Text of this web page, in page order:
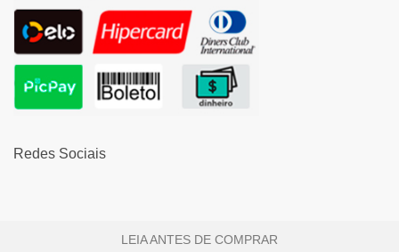
Redes Sociais
LEIA ANTES DE COMPRAR